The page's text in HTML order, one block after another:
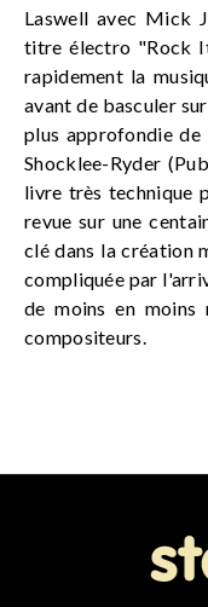
Laswell avec Mick
titre électro "Rock
rapidement la
avant de basculer
plus approfondie
Shocklee-Ryder
livre très technique
revue sur une
clé dans la création
compliquée par
de moins en moins
compositeurs.